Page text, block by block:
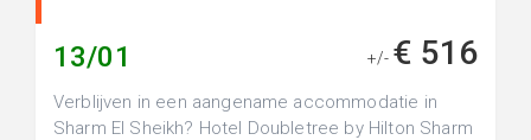
13/01 +/- € 516
Verblijven in een aangename accommodatie in
Sharm El Sheikh? Hotel Doubletree by Hilton Sharm